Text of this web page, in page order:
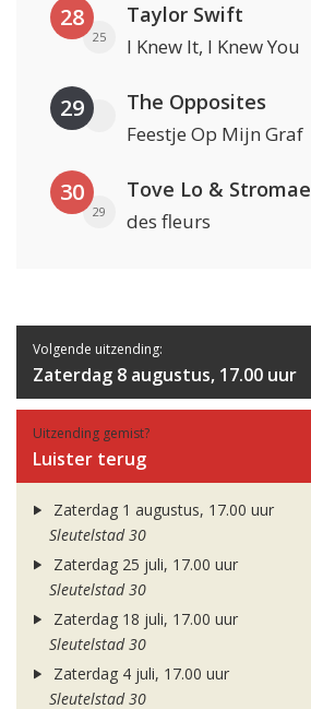
28
25
Taylor Swift
I Knew It, I Knew You
29 The Opposites
Feestje Op Mijn Graf
30
29
Tove Lo & Stromae
des fleurs
Volgende uitzending:
Zaterdag 8 augustus, 17.00 uur
Uitzending gemist?
Luister terug
Zaterdag 1 augustus, 17.00 uur
Sleutelstad 30
Zaterdag 25 juli, 17.00 uur
Sleutelstad 30
Zaterdag 18 juli, 17.00 uur
Sleutelstad 30
Zaterdag 4 juli, 17.00 uur
Sleutelstad 30